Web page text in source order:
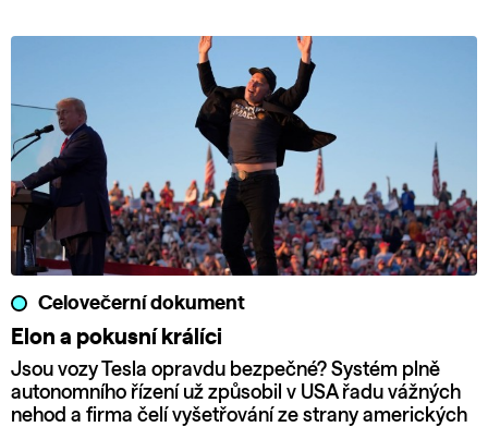
Celovečerní dokument
Elon a pokusní králíci
Jsou vozy Tesla opravdu bezpečné? Systém plně
autonomního řízení už způsobil v USA řadu vážných
nehod a firma čelí vyšetřování ze strany amerických